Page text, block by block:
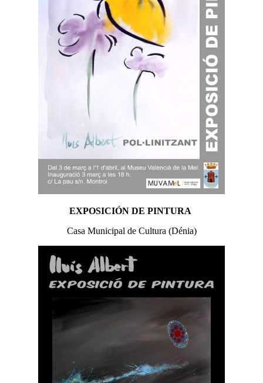
EXPOSICIÓN DE PINTURA
Casa Municipal de Cultura (Dénia)